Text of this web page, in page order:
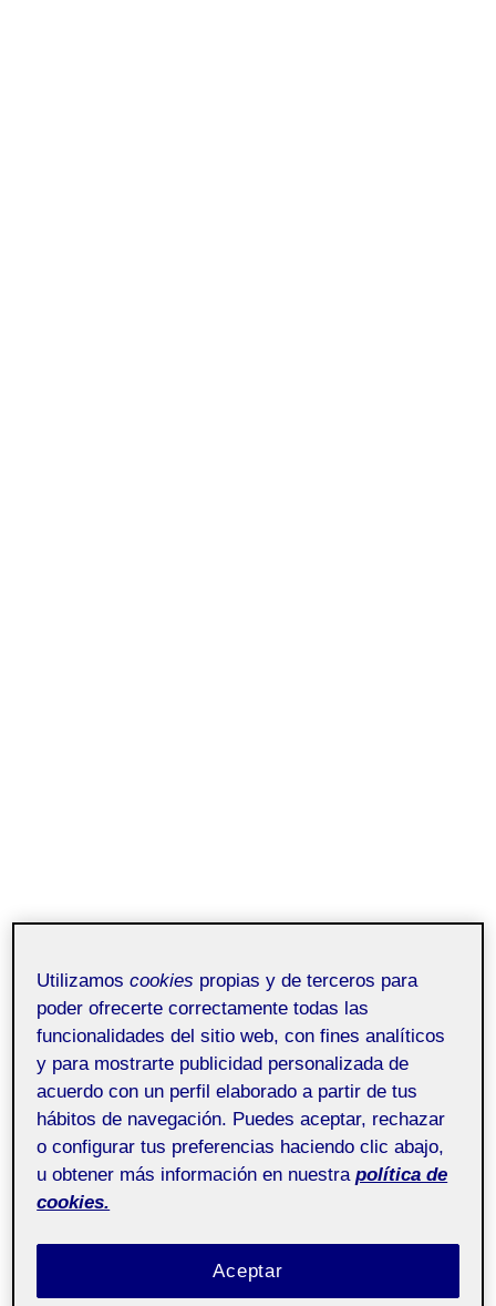
Entrega etapa 5
PUBLICADO
EL
7 ENERO, 2025
Etapa4 CONSTRUYO EL CAMINO
Arte y educación -
Aula 1
Pública
Utilizamoscookies propias y de terceros para
poder ofrecerte correctamente todas las
funcionalidades del sitio web, con fines analíticos
y para mostrarte publicidad personalizada de
acuerdo con un perfil elaborado a partir de tus
hábitos de navegación. Puedes aceptar, rechazar
o configurar tus preferencias haciendo clic abajo,
u obtener más información en nuestra política de
cookies.
Aceptar